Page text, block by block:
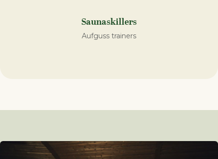
Saunaskillers
Aufguss trainers